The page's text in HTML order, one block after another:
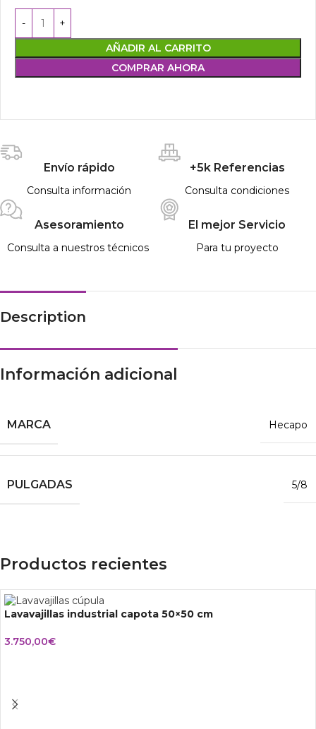
AÑADIR AL CARRITO
COMPRAR AHORA
Envío rápido
Consulta información
+5k Referencias
Consulta condiciones
Asesoramiento
Consulta a nuestros técnicos
El mejor Servicio
Para tu proyecto
Description
Información adicional
MARCA Hecapo
PULGADAS 5/8
Productos recientes
Lavavajillas industrial capota 50×50 cm
3.750,00€